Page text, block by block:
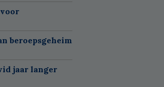
beroepsgeheim
jaar langer